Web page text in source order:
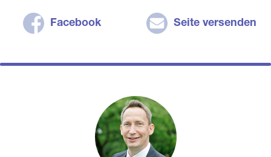
Facebook Seite versenden